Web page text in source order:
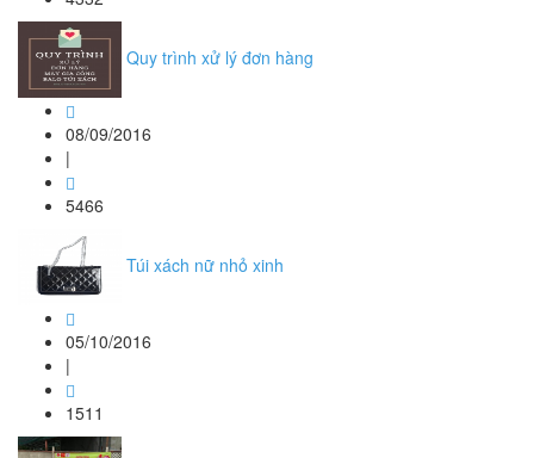
Quy trình xử lý đơn hàng
08/09/2016
|
5466
Túi xách nữ nhỏ xinh
05/10/2016
|
1511